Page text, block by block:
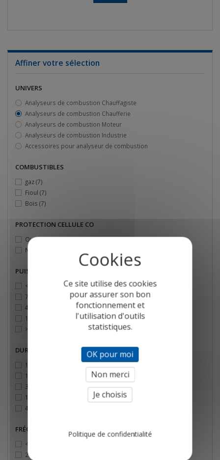
Affiner votre sélection
UNIVERS
Analyseurs de combustion Chauffagiste
Analyseurs de combustion Chaufferie
Analyseurs de combustion Moteur
Analyseurs de combustion Industrie
Accessoires pour analyseur de combustion
COMBUSTIBLES
gaz(7)
Fioul (7)
Bois (7)
PROTECTION CELLULE CO
Oui(7)
Non
PUISSANCE INSTALLATION
< 70KW
70 - 400KW
400KW - 1 MW
1 MW - 4 MW
> 4 MW
DURÉE DE MESURE
1 minute
15 minutes
30 minutes
1h
4h
FRÉQUENCE D'UTILISATION
< 200 mesures
200 à 500 mesures
Ce site utilise des cookies
pour assurer son bon
fonctionnement et
l'utilisation d'outils
statistiques.
OK pour moi
Non merci
Je choisis
Politique de confidentialité